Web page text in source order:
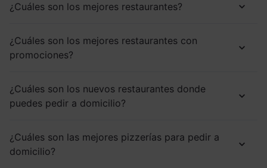
¿Cuáles son los mejores restaurantes?
¿Cuáles son los mejores restaurantes con
promociones?
¿Cuáles son los nuevos restaurantes donde
puedes pedir a domicilio?
¿Cuáles son las mejores pizzerías para pedir a
domicilio?